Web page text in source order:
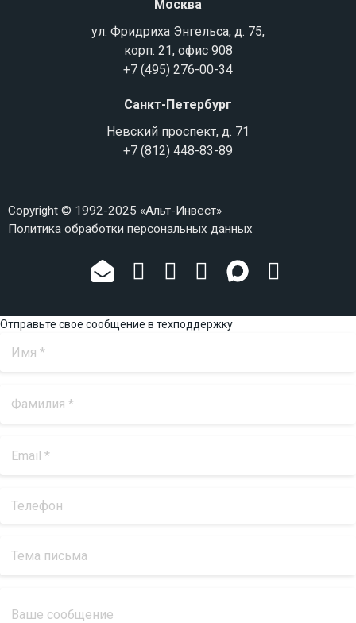
Москва
ул. Фридриха Энгельса, д. 75,
корп. 21, офис 908
+7 (495) 276-00-34
Санкт-Петербург
Невский проспект, д. 71
+7 (812) 448-83-89
Copyright © 1992-2025 «Альт-Инвест»
Политика обработки персональных данных
Отправьте свое сообщение в техподдержку